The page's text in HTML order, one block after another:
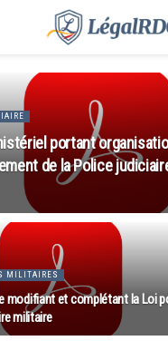
portant
de la Police
MILITAIRES
modifiant et complétant la Loi
militaire